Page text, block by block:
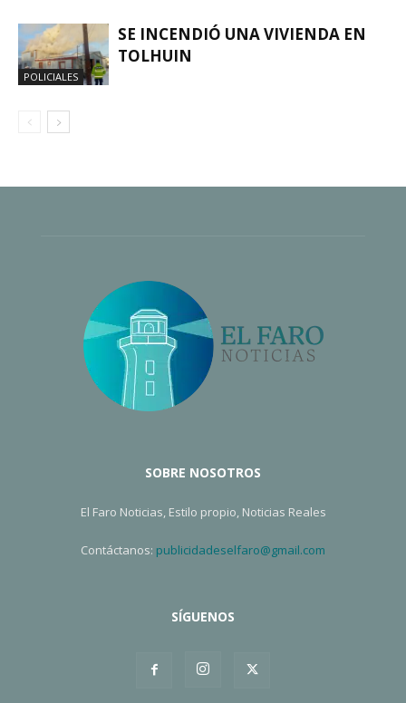
POLICIALES
SE INCENDIÓ UNA VIVIENDA EN
TOLHUIN
SOBRE NOSOTROS
El Faro Noticias, Estilo propio, Noticias Reales
Contáctanos: publicidadeselfaro@gmail.com
SÍGUENOS